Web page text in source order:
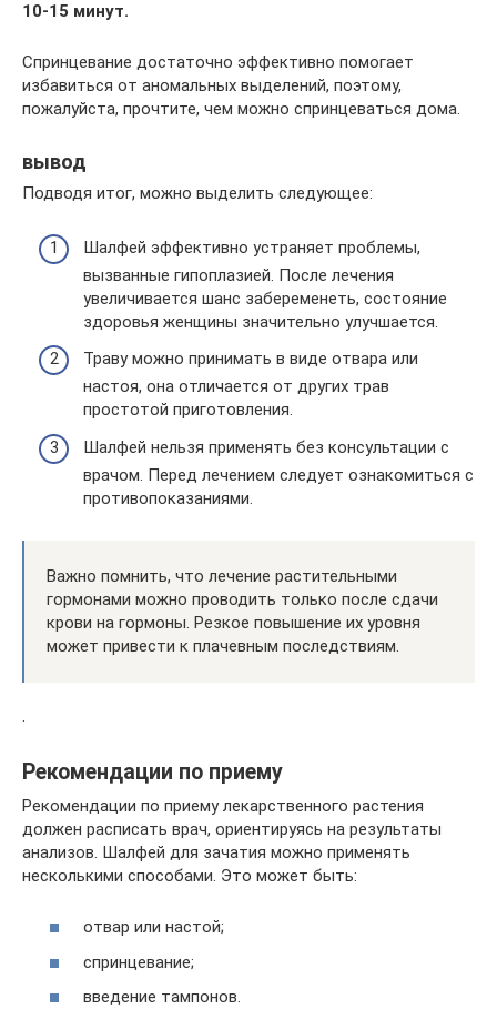
10-15 минут.
Спринцевание достаточно эффективно помогает
избавиться от аномальных выделений, поэтому,
пожалуйста, прочтите, чем можно спринцеваться дома.
вывод
Подводя итог, можно выделить следующее:
Шалфей эффективно устраняет проблемы,
вызванные гипоплазией. После лечения
увеличивается шанс забеременеть, состояние
здоровья женщины значительно улучшается.
Траву можно принимать в виде отвара или
настоя, она отличается от других трав
простотой приготовления.
Шалфей нельзя применять без консультации с
врачом. Перед лечением следует ознакомиться с
противопоказаниями.
Важно помнить, что лечение растительными
гормонами можно проводить только после сдачи
крови на гормоны. Резкое повышение их уровня
может привести к плачевным последствиям.
.
Рекомендации по приему
Рекомендации по приему лекарственного растения
должен расписать врач, ориентируясь на результаты
анализов. Шалфей для зачатия можно применять
несколькими способами. Это может быть:
отвар или настой;
спринцевание;
введение тампонов.